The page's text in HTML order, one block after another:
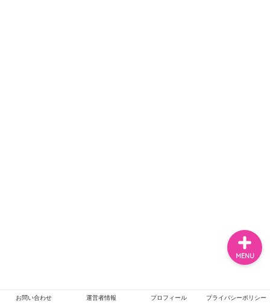
お問い合わせ 運営者情報 プロフィール プライバシーポリシー
MENU